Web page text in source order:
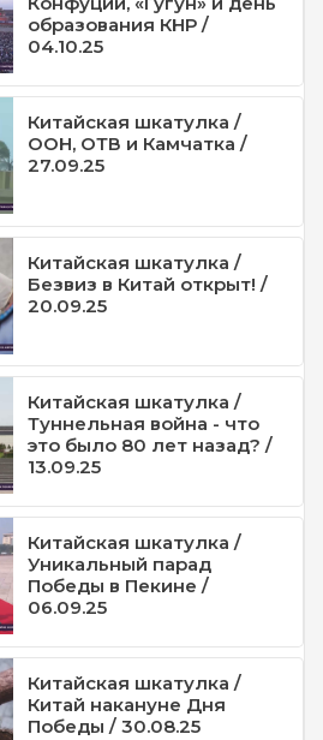
образования КНР /
04.10.25
Китайская шкатулка /
ООН, ОТВ и Камчатка /
27.09.25
Китайская шкатулка /
Безвиз в Китай открыт! /
20.09.25
Китайская шкатулка /
Туннельная война - что
это было 80 лет назад? /
13.09.25
Китайская шкатулка /
Уникальный парад
Победы в Пекине /
06.09.25
Китайская шкатулка /
Китай накануне Дня
Победы / 30.08.25